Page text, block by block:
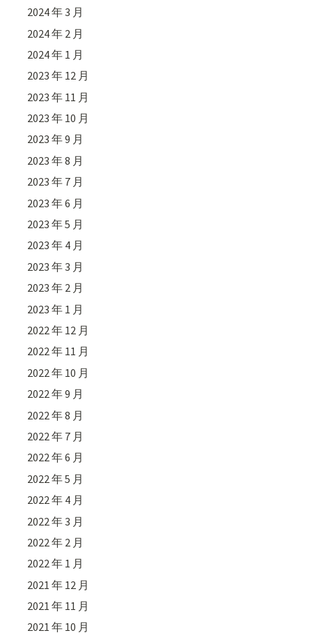
2024 年 3 月
2024 年 2 月
2024 年 1 月
2023 年 12 月
2023 年 11 月
2023 年 10 月
2023 年 9 月
2023 年 8 月
2023 年 7 月
2023 年 6 月
2023 年 5 月
2023 年 4 月
2023 年 3 月
2023 年 2 月
2023 年 1 月
2022 年 12 月
2022 年 11 月
2022 年 10 月
2022 年 9 月
2022 年 8 月
2022 年 7 月
2022 年 6 月
2022 年 5 月
2022 年 4 月
2022 年 3 月
2022 年 2 月
2022 年 1 月
2021 年 12 月
2021 年 11 月
2021 年 10 月